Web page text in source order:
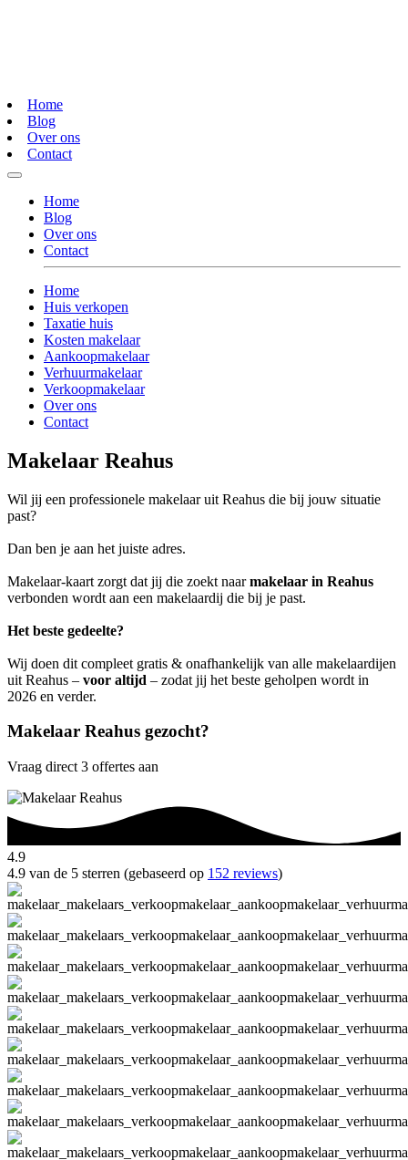
Home
Blog
Over ons
Contact
Home
Blog
Over ons
Contact
Home
Huis verkopen
Taxatie huis
Kosten makelaar
Aankoopmakelaar
Verhuurmakelaar
Verkoopmakelaar
Over ons
Contact
Makelaar Reahus
Wil jij een professionele makelaar uit Reahus die bij jouw situatie
past?
Dan ben je aan het juiste adres.
Makelaar-kaart zorgt dat jij die zoekt naarmakelaar in Reahus
verbonden wordt aan een makelaardij die bij je past.
Het beste gedeelte?
Wij doen dit compleet gratis & onafhankelijk van alle makelaardijen
uit Reahus – voor altijd – zodat jij het beste geholpen wordt in
2026 en verder.
Makelaar Reahus gezocht?
Vraag direct 3 offertes aan
4.9
4.9 van de 5 sterren (gebaseerd op 152 reviews)